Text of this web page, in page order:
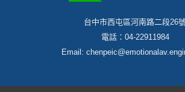
台中市西屯區河南路二段26
電話：04-22911984
Email: